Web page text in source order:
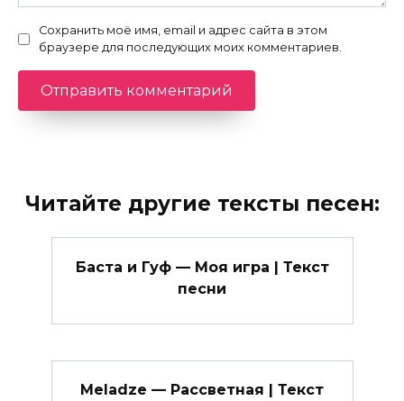
Сохранить моё имя, email и адрес сайта в этом
браузере для последующих моих комментариев.
Читайте другие тексты песен:
Баста и Гуф — Моя игра | Текст
песни
Meladze — Рассветная | Текст